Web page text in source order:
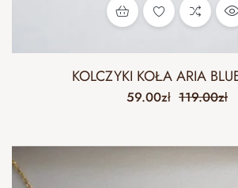
KOLCZYKI KOŁA ARIA
119.00zł
59.00zł